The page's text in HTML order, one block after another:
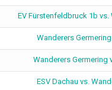
EV Fürstenfeldbruck 1b vs.
Wanderers
Wanderers Germering
ESV Dachau vs.